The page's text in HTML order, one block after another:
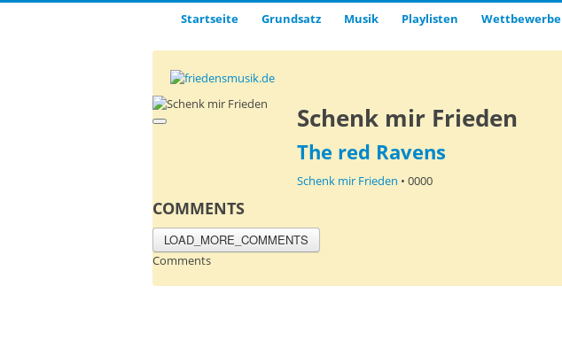
Startseite Grund­satz­ Musik Playlisten Wettbewerbe
Schenk mir Frieden
The red Ravens
Schenk mir Frieden • 0000
COMMENTS
LOAD_MORE_COMMENTS
Comments